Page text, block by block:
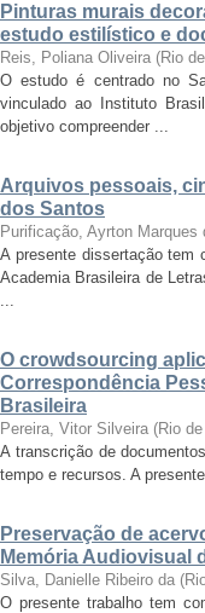
Pinturas murais
estudo estilístico e
Reis, Poliana Oliveira (Rio
O estudo é centrado no
vinculado ao Instituto
objetivo compreender ...
Arquivos pessoais,
dos Santos
Purificação, Ayrton Marques
A presente dissertação tem
Academia Brasileira de
...
O crowdsourcing
Correspondência
Brasileira
Pereira, Vitor Silveira (Rio
A transcrição de
tempo e recursos. A
Preservação de
Memória Audiovisual
Silva, Danielle Ribeiro da (
O presente trabalho tem